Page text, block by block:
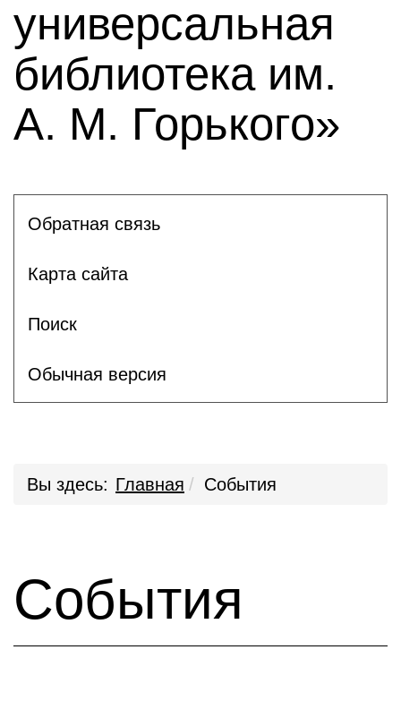
универсальная
библиотека им.
А. М. Горького»
Обратная связь
Карта сайта
Поиск
Обычная версия
Вы здесь: Главная События
События